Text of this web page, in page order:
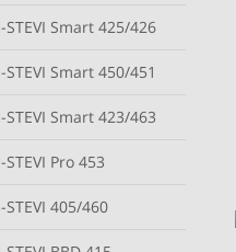
STEVI Smart 425/426
STEVI Smart 450/451
STEVI Smart 423/463
STEVI Pro 453
STEVI 405/460